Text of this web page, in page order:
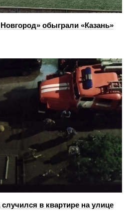
обыграли «Казань»
в квартире на улице